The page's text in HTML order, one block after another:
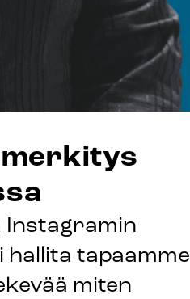
merkitys
Instagramin
tapaamme
miten